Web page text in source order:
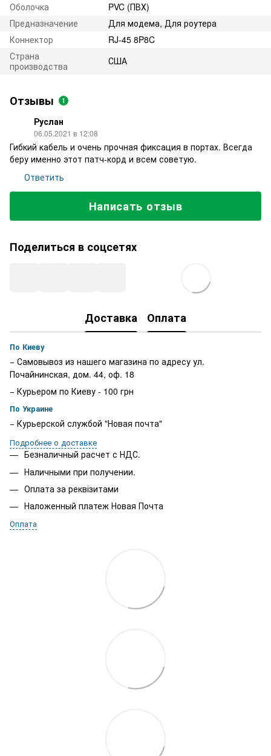
Оболочка
PVC (ПВХ)
Предназначение
Для модема, Для роутера
Коннектор
RJ-45 8P8C
Страна
производства
США
Отзывы 1
Руслан
06.05.2021 в 12:08
Гибкий кабель и очень прочная фиксация в портах. Всегда
беру именно этот патч-корд и всем советую.
Ответить
Написать отзыв
Поделиться в соцсетях
Доставка Оплата
По Киеву
− Самовывоз из нашего магазина по адресу ул.
Почайнинская, дом. 44, оф. 18
− Курьером по Киеву - 100 грн
По Украине
− Курьерской службой "Новая почта"
Подробнее о доставке
Безналичный расчет с НДС.
Наличными при получении.
Оплата за реквізитами
Наложенный платеж Новая Почта
Оплата